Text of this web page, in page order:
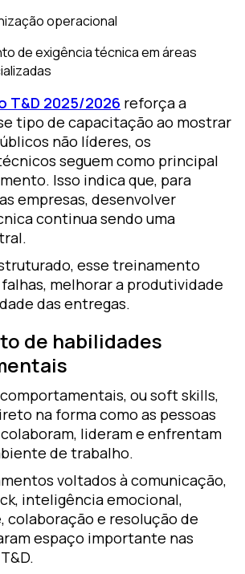
operacional
de exigência técnica em áreas
T&D 2025/2026 reforça a
tipo de capacitação ao mostrar
não líderes, os
seguem como principal
Isso indica que, para
empresas, desenvolver
continua sendo uma
esse treinamento
melhorar a produtividade
das entregas.
de habilidades
ou soft skills,
na forma como as pessoas
lideram e enfrentam
de trabalho.
voltados à comunicação,
inteligência emocional,
colaboração e resolução de
espaço importante nas